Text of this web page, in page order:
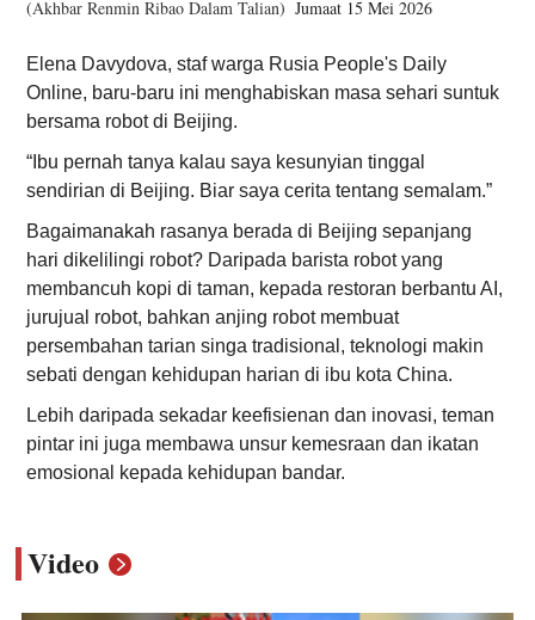
(Akhbar Renmin Ribao Dalam Talian) Jumaat 15 Mei 2026
Elena Davydova, staf warga Rusia People's Daily
Online, baru-baru ini menghabiskan masa sehari suntuk
bersama robot di Beijing.
“Ibu pernah tanya kalau saya kesunyian tinggal
sendirian di Beijing. Biar saya cerita tentang semalam.”
Bagaimanakah rasanya berada di Beijing sepanjang
hari dikelilingi robot? Daripada barista robot yang
membancuh kopi di taman, kepada restoran berbantu AI,
jurujual robot, bahkan anjing robot membuat
persembahan tarian singa tradisional, teknologi makin
sebati dengan kehidupan harian di ibu kota China.
Lebih daripada sekadar keefisienan dan inovasi, teman
pintar ini juga membawa unsur kemesraan dan ikatan
emosional kepada kehidupan bandar.
Video